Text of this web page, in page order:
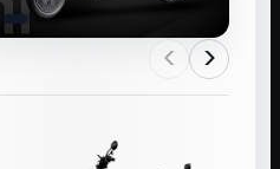
< >